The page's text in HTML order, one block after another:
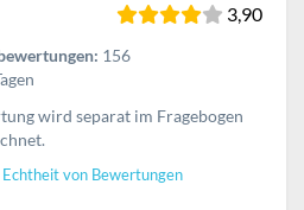
3,90
156
wird separat im Fragebogen
von Bewertungen